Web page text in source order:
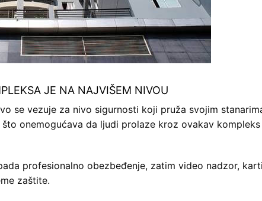
JE NA NAJVIŠEM NIVOU
se vezuje za nivo sigurnosti koji pruža svojim
što onemogućava da ljudi prolaze kroz ovakav
profesionalno obezbeđenje, zatim video nadzor,
zaštite.